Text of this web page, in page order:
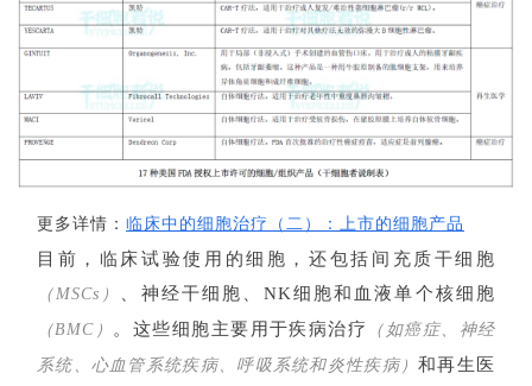
更多详情： 临床中的细胞治疗（二）：上市的细胞产品
目前，临床试验使用的细胞，还包括间充质干细胞
（MSCs） 、神经干细胞、NK细胞和血液单个核细胞
（BMC） 。这些细胞主要用于疾病治疗
（如癌症、神经
系统、心血管系统疾病、呼吸系统和炎性疾病）和再生医